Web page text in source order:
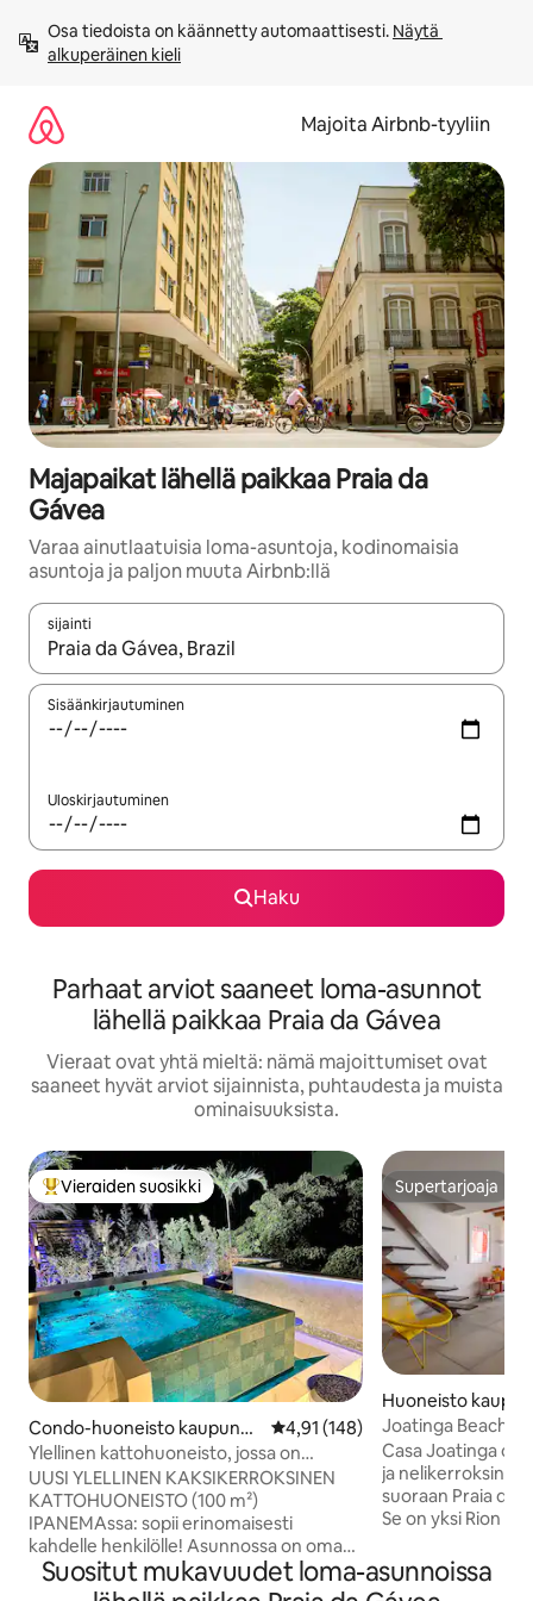
sisältö
väliin
Osa tiedoista on käännetty automaattisesti. Näytä
alkuperäinen kieli
Majoita Airbnb-tyyliin
Majapaikat lähellä paikkaa Praia da
Gávea
Varaa ainutlaatuisia loma-asuntoja, kodinomaisia
asuntoja ja paljon muuta Airbnb:llä
sijainti
Kun tulokset ovat saatavilla, navigoi ylös- ja alas-
Sisäänkirjautuminen
Uloskirjautuminen
Haku
Parhaat arviot saaneet loma-asunnot
lähellä paikkaa Praia da Gávea
Vieraat ovat yhtä mieltä: nämä majoittumiset ovat
saaneet hyvät arviot sijainnista, puhtaudesta ja muista
ominaisuuksista.
Vieraiden suosikkien parhaimmistoa
Vieraiden suosikki
Condo-huoneisto kaupungi
ssa Rio de Janeiro
Keskimääräinen arvio 4,91/5,
4,91 (148)
Ylellinen kattohuoneisto, jossa on
yksityinen uima-allas ja terassi
Ipanemassa
UUSI YLELLINEN KAKSIKERROKSINEN
KATTOHUONEISTO (100 m²)
IPANEMAssa: sopii erinomaisesti
kahdelle henkilölle! Asunnossa on oma
YKSITYINEN KATTO-TERASSI, jossa on
UIMALAINEN ja tyylikäs GRILLIALUE,
Supertarjoaja
Supertarjoaja
Huoneisto
e Janeiro
Joatinga Beach,
Casa Joatinga on
ja nelikerroksinen
suoraan Praia da
Se on yksi Rion
kuuluisa
Suositut mukavuudet loma-asunnoissa